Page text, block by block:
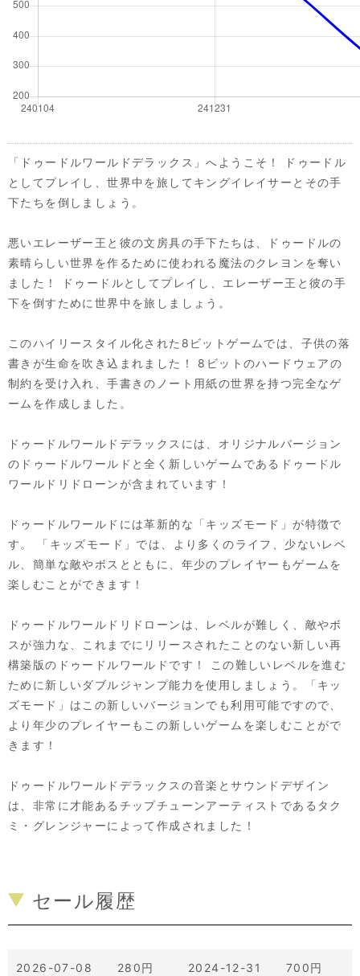
「ドゥードルワールドデラックス」へようこそ！ ドゥードル
としてプレイし、世界中を旅してキングイレイサーとその手
下たちを倒しましょう。
悪いエレーザー王と彼の文房具の手下たちは、ドゥードルの
素晴らしい世界を作るために使われる魔法のクレヨンを奪い
ました！ ドゥードルとしてプレイし、エレーザー王と彼の手
下を倒すために世界中を旅しましょう。
このハイリースタイル化された8ビットゲームでは、子供の落
書きが生命を吹き込まれました！ 8ビットのハードウェアの
制約を受け入れ、手書きのノート用紙の世界を持つ完全なゲ
ームを作成しました。
ドゥードルワールドデラックスには、オリジナルバージョン
のドゥードルワールドと全く新しいゲームであるドゥードル
ワールドリドローンが含まれています！
ドゥードルワールドには革新的な「キッズモード」が特徴で
す。 「キッズモード」では、より多くのライフ、少ないレベ
ル、簡単な敵やボスとともに、年少のプレイヤーもゲームを
楽しむことができます！
ドゥードルワールドリドローンは、レベルが難しく、敵やボ
スが強力な、これまでにリリースされたことのない新しい再
構築版のドゥードルワールドです！ この難しいレベルを進む
ために新しいダブルジャンプ能力を使用しましょう。「キッ
ズモード」はこの新しいバージョンでも利用可能ですので、
より年少のプレイヤーもこの新しいゲームを楽しむことがで
きます！
ドゥードルワールドデラックスの音楽とサウンドデザイン
は、非常に才能あるチップチューンアーティストであるタク
ミ・グレンジャーによって作成されました！
セール履歴
2026-07-08 280円 2024-12-31 700円